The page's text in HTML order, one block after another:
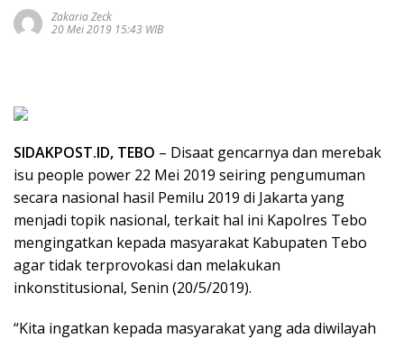
Zakaria Zeck
20 Mei 2019 15:43 WIB
SIDAKPOST.ID, TEBO – Disaat gencarnya dan merebak
isu people power 22 Mei 2019 seiring pengumuman
secara nasional hasil Pemilu 2019 di Jakarta yang
menjadi topik nasional, terkait hal ini Kapolres Tebo
mengingatkan kepada masyarakat Kabupaten Tebo
agar tidak terprovokasi dan melakukan
inkonstitusional, Senin (20/5/2019).
“Kita ingatkan kepada masyarakat yang ada diwilayah